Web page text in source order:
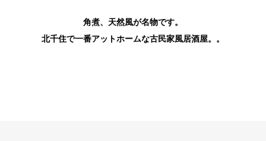
角煮、天然風が名物です。
北千住で一番アットホームな古民家風居酒屋。 。